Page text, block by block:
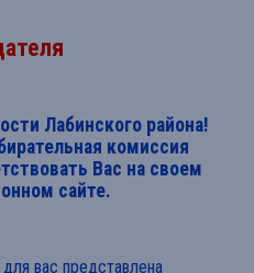
Лабинского района!
комиссия
Вас на своем
сайте.
вас представлена